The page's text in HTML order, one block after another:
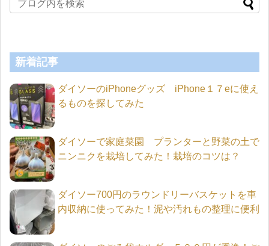
新着記事
ダイソーのiPhoneグッズ iPhone１７eに使え
るものを探してみた
ダイソーで家庭菜園 プランターと野菜の土で
ニンニクを栽培してみた！栽培のコツは？
ダイソー700円のラウンドリーバスケットを車
内収納に使ってみた！泥や汚れもの整理に便利